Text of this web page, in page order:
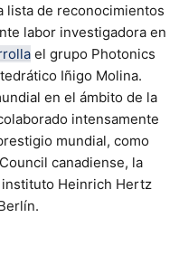
lista de reconocimientos
labor investigadora en
el grupo Photonics
Iñigo Molina.
en el ámbito de la
intensamente
mundial, como
canadiense, la
Heinrich Hertz